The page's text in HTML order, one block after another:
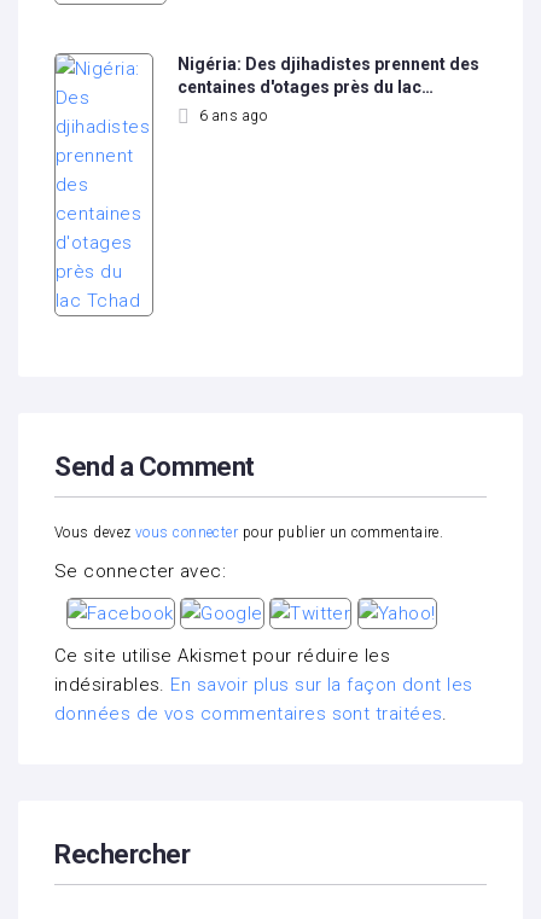
Nigéria: Des djihadistes prennent des
centaines d'otages près du lac…
6 ans ago
Send a Comment
Vous devez vous connecter pour publier un commentaire.
Se connecter avec:
Ce site utilise Akismet pour réduire les
indésirables. En savoir plus sur la façon dont les
données de vos commentaires sont traitées.
Rechercher